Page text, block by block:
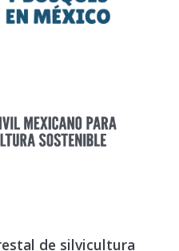
de silvicultura